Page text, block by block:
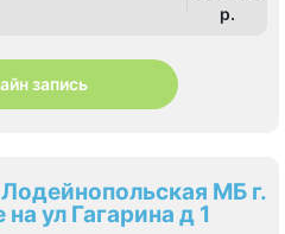
p.
запись
МБ г.
ул Гагарина д 1